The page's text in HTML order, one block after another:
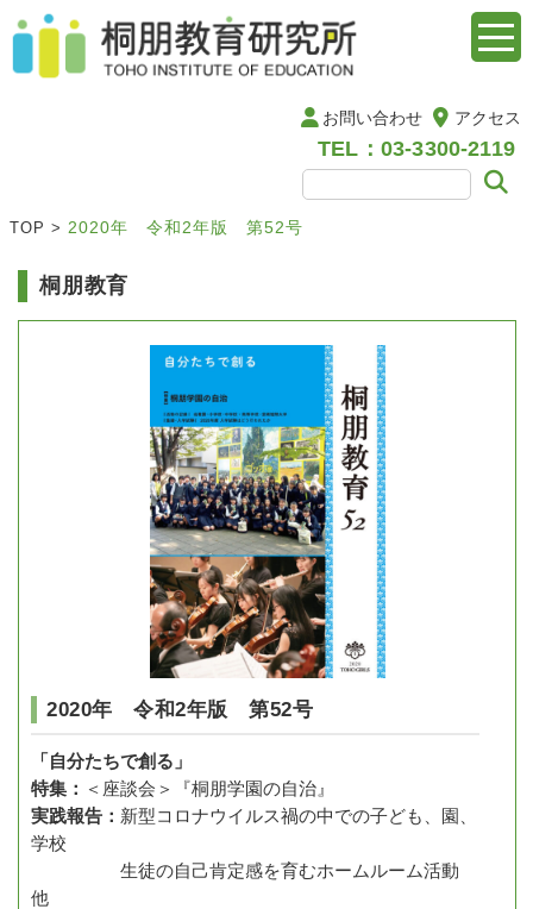
お問い合わせ アクセス
TEL：03-3300-2119
TOP > 2020年 令和2年版 第52号
桐朋教育
2020年 令和2年版 第52号
「自分たちで創る」
特集： ＜座談会＞『桐朋学園の自治』
実践報告： 新型コロナウイルス禍の中での子ども、園、
学校
生徒の自己肯定感を育むホームルーム活動
他